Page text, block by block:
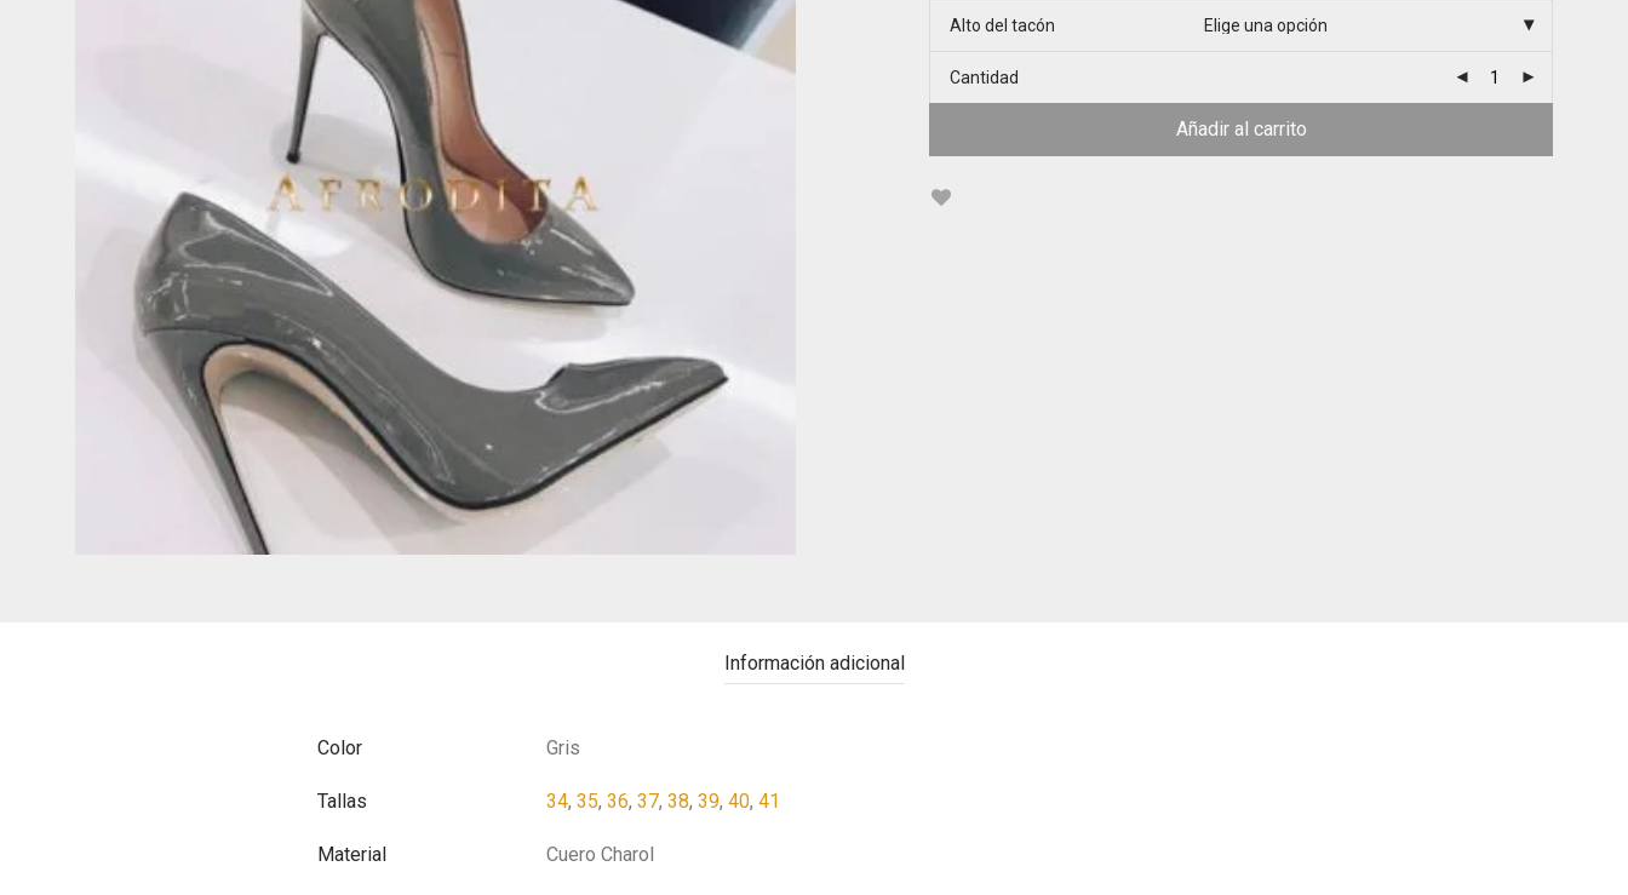
Alto del tacón
Cantidad
Añadir al carrito
Información adicional
Color Gris
Tallas 34, 35, 36, 37, 38, 39, 40, 41
Material Cuero Charol